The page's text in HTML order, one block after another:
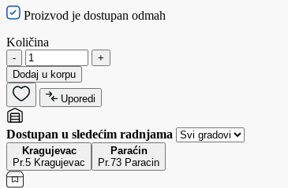
Proizvod je dostupan odmah
Količina
-
+
Dodaj u korpu
Uporedi
Dostupan u sledećim radnjama
Kragujevac
Pr.5 Kragujevac
Paraćin
Pr.73 Paracin